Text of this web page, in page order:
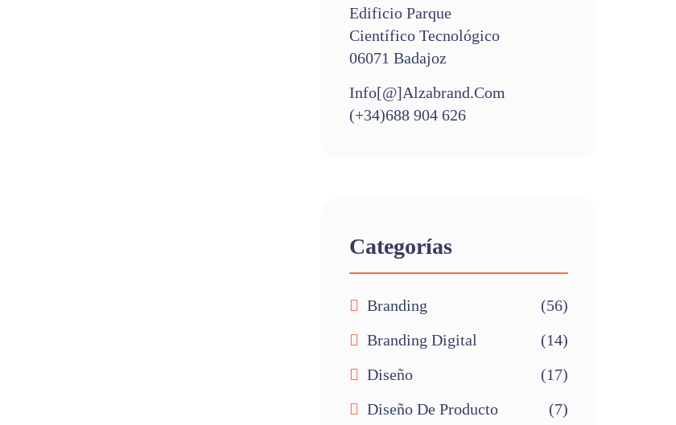
Edificio Parque
Científico Tecnológico
06071 Badajoz
Info[@]alzabrand.com
(+34)688 904 626
Categorías
Branding
(56)
Branding Digital
(14)
Diseño
(17)
Diseño De Producto
(7)